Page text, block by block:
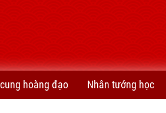
hoàng đạo Nhân tướng học